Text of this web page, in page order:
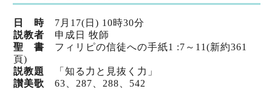
日 時 7 月17(日) 10時30分
説教者 申成日 牧師
聖 書 フィリピの信徒への手紙1 :7～11(新約361
頁)
説教題
「知る力と見抜く力」
讃美歌 63、287、288、542